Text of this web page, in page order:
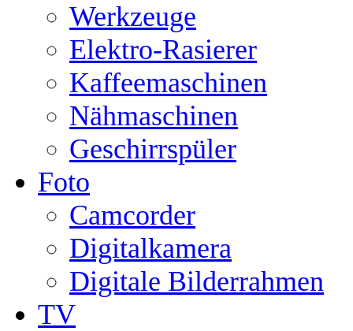
Werkzeuge
Elektro-Rasierer
Kaffeemaschinen
Nähmaschinen
Geschirrspüler
Foto
Camcorder
Digitalkamera
Digitale Bilderrahmen
TV